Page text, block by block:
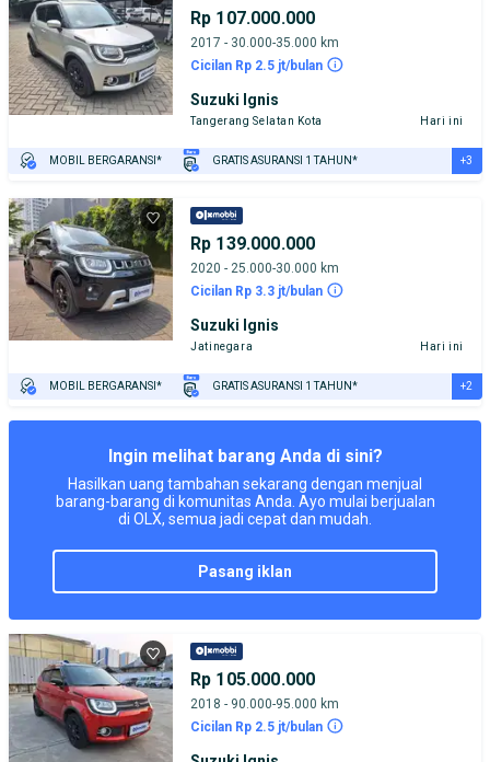
Rp 107.000.000
2017 - 30.000-35.000 km
Cicilan Rp 2.5 jt/bulan
Suzuki Ignis
Tangerang Selatan Kota Hari ini
MOBIL BERGARANSI* GRATIS ASURANSI 1 TAHUN*
PENJUAL TERVERIFIKASI
+3
Rp 139.000.000
2020 - 25.000-30.000 km
Cicilan Rp 3.3 jt/bulan
Suzuki Ignis
Jatinegara Hari ini
MOBIL BERGARANSI* GRATIS ASURANSI 1 TAHUN* +2
Ingin melihat barang Anda di sini?
Hasilkan uang tambahan sekarang dengan menjual
barang-barang di komunitas Anda. Ayo mulai berjualan
di OLX, semua jadi cepat dan mudah.
pasang iklan
Rp 105.000.000
2018 - 90.000-95.000 km
Cicilan Rp 2.5 jt/bulan